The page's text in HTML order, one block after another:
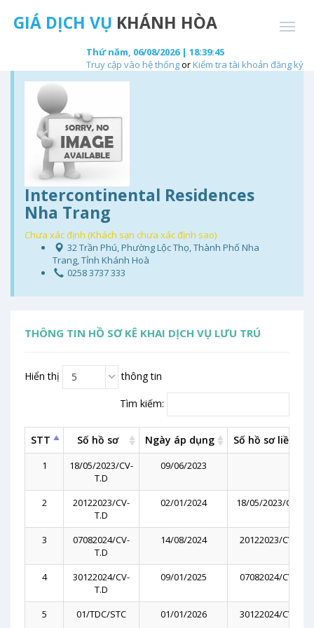
GIÁ DỊCH VỤ KHÁNH HÒA
Thứ năm, 06/08/2026 | 18:39:45
Truy cập vào hệ thốngor Kiểm tra tài khoản đăng ký
Intercontinental Residences
Nha Trang
Chưa xác định (Khách sạn chưa xác định sao)
32 Trần Phú, Phường Lộc Thọ, Thành Phố Nha
Trang, Tỉnh Khánh Hoà
0258 3737 333
THÔNG TIN HỒ SƠ KÊ KHAI DỊCH VỤ LƯU TRÚ
Hiển thị 5 thông tin
Tìm kiếm:
STT Số hồ sơ Ngày áp dụng Số hồ sơ liền kề
1
18/05/2023/CV-
T.D
09/06/2023
2
20122023/CV-
T.D
02/01/2024 18/05/2023/CV-T.D
3
07082024/CV-
T.D
14/08/2024 20122023/CV-T.D
4
30122024/CV-
T.D
09/01/2025 07082024/CV-T.D
5 01/TDC/STC 01/01/2026 30122024/CV-T.D